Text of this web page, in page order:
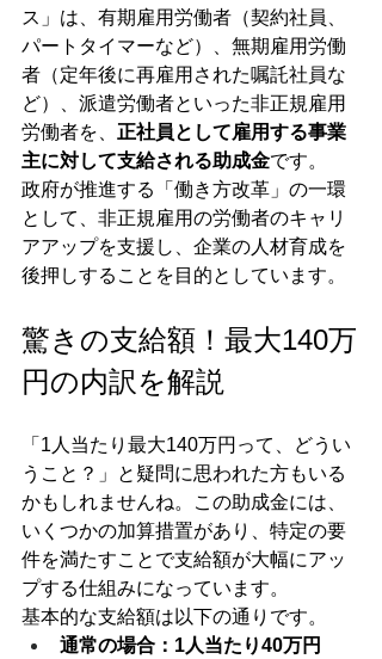
ス」は、有期雇用労働者（契約社員、
パートタイマーなど）、無期雇用労働
者（定年後に再雇用された嘱託社員な
ど）、派遣労働者といった非正規雇用
労働者を、 正社員として雇用する事業
主に対して支給される助成金です。
政府が推進する「働き方改革」の一環
として、非正規雇用の労働者のキャリ
アアップを支援し、企業の人材育成を
後押しすることを目的としています。
驚きの支給額！最大140万
円の内訳を解説
「1人当たり最大140万円って、どうい
うこと？」と疑問に思われた方もいる
かもしれませんね。この助成金には、
いくつかの加算措置があり、特定の要
件を満たすことで支給額が大幅にアッ
プする仕組みになっています。
基本的な支給額は以下の通りです。
通常の場合：1人当たり40万円